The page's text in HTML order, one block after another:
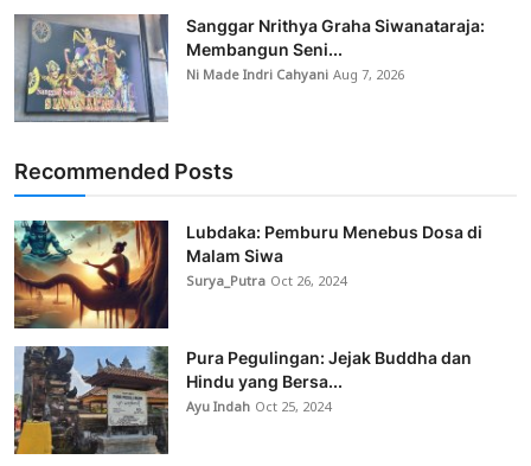
Sanggar Nrithya Graha Siwanataraja:
Membangun Seni...
Ni Made Indri CahyaniAug 7, 2026
Recommended Posts
Lubdaka: Pemburu Menebus Dosa di
Malam Siwa
Surya_Putra Oct 26, 2024
Pura Pegulingan: Jejak Buddha dan
Hindu yang Bersa...
Ayu Indah Oct 25, 2024